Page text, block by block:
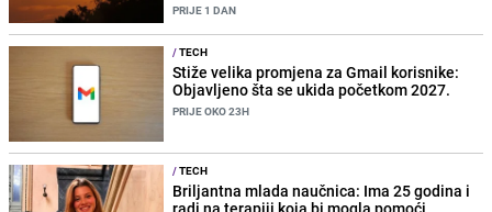
PRIJE 1 DAN
/TECH
Stiže velika promjena za Gmail korisnike:
Objavljeno šta se ukida početkom 2027.
PRIJE OKO 23H
/TECH
Briljantna mlada naučnica: Ima 25 godina i